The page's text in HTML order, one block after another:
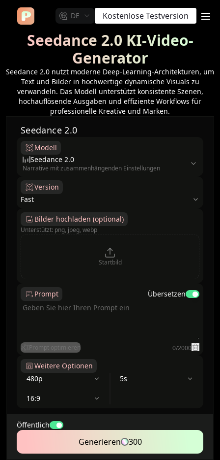
DE Kostenlose Testversion
Seedance 2.0 KI-Video-
Generator
Seedance 2.0 nutzt moderne Deep-Learning-Architekturen, um
Text und Bilder in hochwertige dynamische Visuals zu
verwandeln. Das Modell unterstützt konsistente Szenen,
hochauflösende Ausgaben und effiziente Workflows für
professionelle Kreative und Marken.
Seedance 2.0
Modell
model
Seedance 2.0
Narrative mit zusammenhängenden Einstellungen
Version
Fast
Bilder hochladen (optional)
Unterstützt: png, jpeg, webp
Startbild
Prompt Übersetzen
Prompt optimieren 0/2000
Weitere Optionen
480p
5s
16:9
Öffentlich
Generieren 300